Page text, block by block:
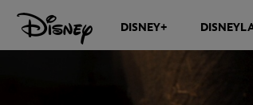
DISNEY+